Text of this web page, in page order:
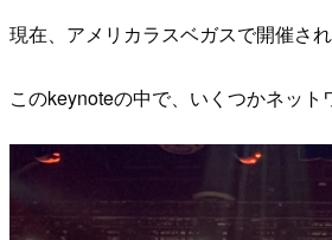
現在、アメリカラスベガスで開催さ
このkeynoteの中で、いくつかネッ